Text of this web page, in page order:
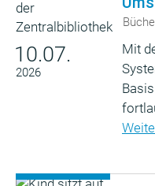
10.07.
2026
Mit